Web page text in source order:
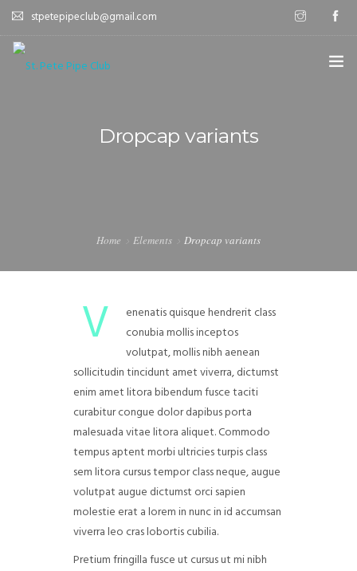
stpetepipeclub@gmail.com
Dropcap variants
Home Elements Dropcap variants
V
enenatis quisque hendrerit class
conubia mollis inceptos
volutpat, mollis nibh aenean
sollicitudin tincidunt amet viverra, dictumst
enim amet litora bibendum fusce taciti
curabitur congue dolor dapibus porta
malesuada vitae litora aliquet. Commodo
tempus aptent morbi ultricies turpis class
sem litora cursus tempor class neque, augue
volutpat augue dictumst orci sapien
molestie erat a lorem in nunc in id accumsan
viverra leo cras lobortis cubilia.
Pretium fringilla fusce ut cursus ut mi nibh